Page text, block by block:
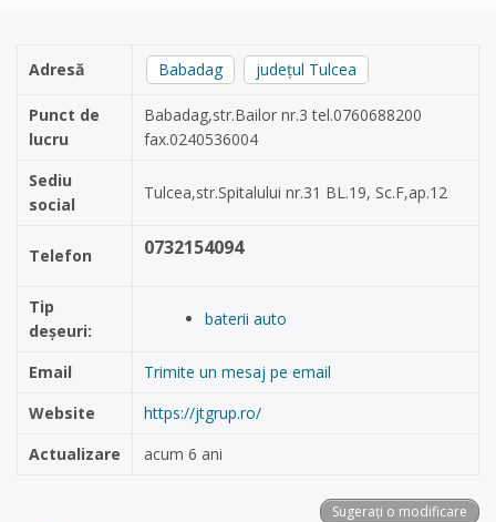
Adresă Babadag județul Tulcea
Punct de
lucru
Babadag,str.Bailor nr.3 tel.0760688200
fax.0240536004
Sediu
social
Tulcea,str.Spitalului nr.31 BL.19, Sc.F,ap.12
Telefon 0732154094
Tip
deșeuri:
baterii auto
Email
Trimite un mesaj pe email
Website
https://jtgrup.ro/
Actualizare
acum 6 ani
Sugerați o modificare